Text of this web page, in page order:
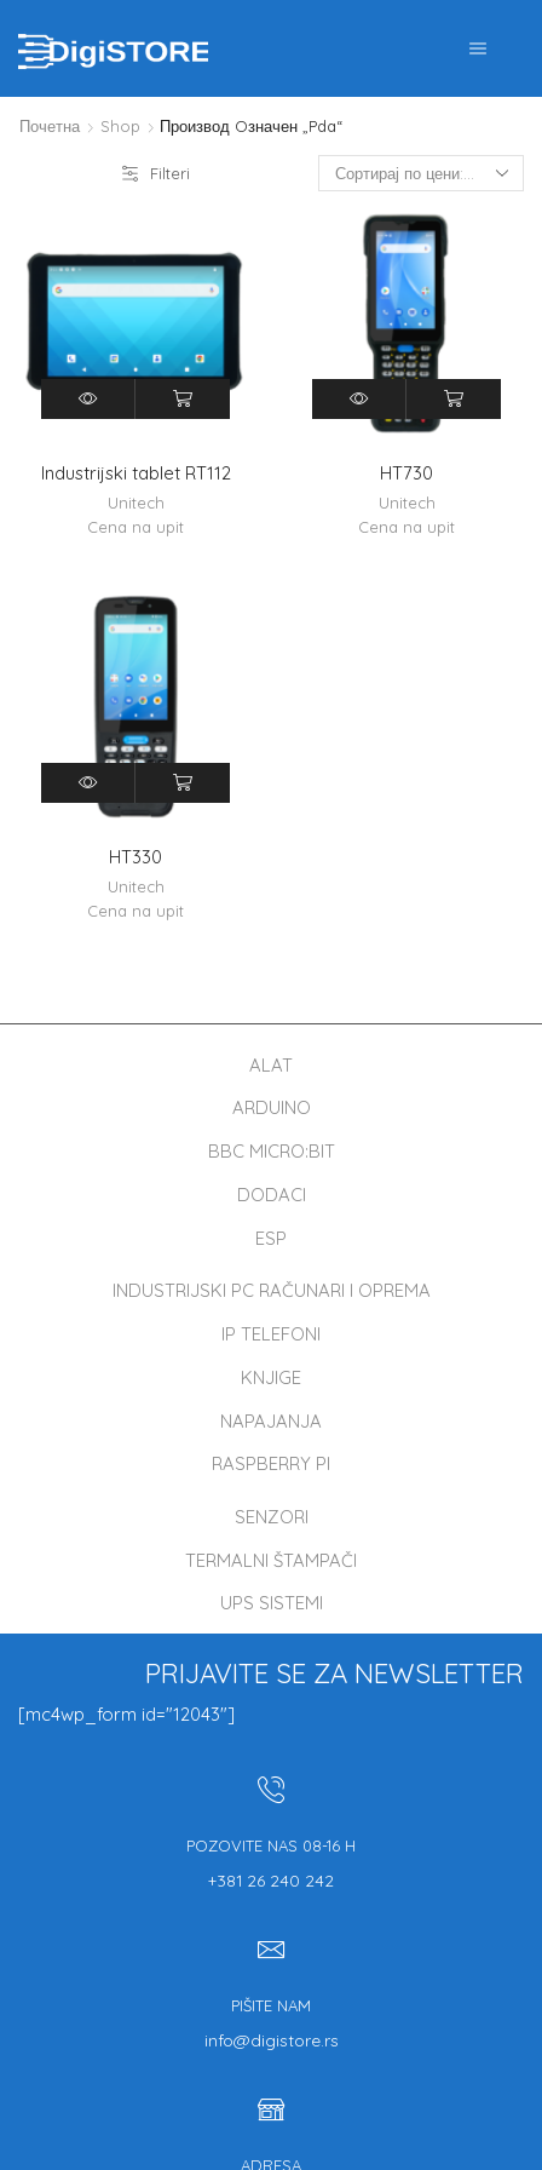
Почетна Shop Производ Oзначен „pda“
Filteri
Industrijski tablet RT112
Unitech
Cena na upit
HT730
Unitech
Cena na upit
HT330
Unitech
Cena na upit
ALAT
ARDUINO
BBC MICRO:BIT
DODACI
ESP
INDUSTRIJSKI PC RAČUNARI I OPREMA
IP TELEFONI
KNJIGE
NAPAJANJA
RASPBERRY PI
SENZORI
TERMALNI ŠTAMPAČI
UPS SISTEMI
PRIJAVITE SE ZA NEWSLETTER
[mc4wp_form id="12043"]
POZOVITE NAS 08-16 H
+381 26 240 242
PIŠITE NAM
info@digistore.rs
ADRESA